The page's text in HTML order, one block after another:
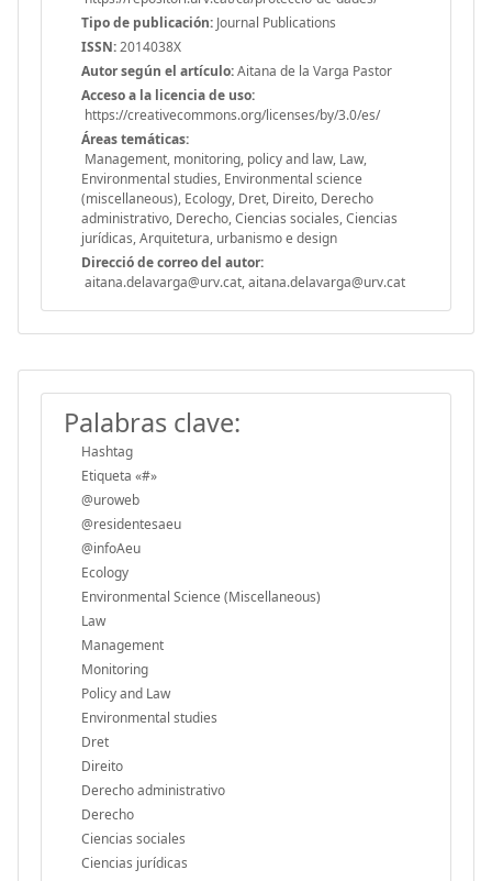
Tipo de publicación: Journal Publications
ISSN:2014038X
Autor según el artículo:Aitana de la Varga Pastor
Acceso a la licencia de uso:
https://creativecommons.org/licenses/by/3.0/es/
Áreas temáticas:
Management, monitoring, policy and law, Law,
Environmental studies, Environmental science
(miscellaneous), Ecology, Dret, Direito, Derecho
administrativo, Derecho, Ciencias sociales, Ciencias
jurídicas, Arquitetura, urbanismo e design
Direcció de correo del autor:
aitana.delavarga@urv.cat, aitana.delavarga@urv.cat
Palabras clave:
Hashtag
Etiqueta «#»
@uroweb
@residentesaeu
@infoAeu
Ecology
Environmental Science (Miscellaneous)
Law
Management
Monitoring
Policy and Law
Environmental studies
Dret
Direito
Derecho administrativo
Derecho
Ciencias sociales
Ciencias jurídicas